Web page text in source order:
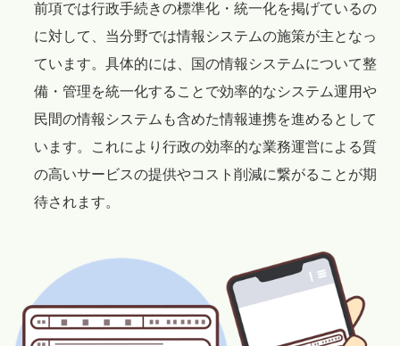
前項では行政手続きの標準化・統一化を掲げているの
に対して、当分野では情報システムの施策が主となっ
ています。具体的には、国の情報システムについて整
備・管理を統一化することで効率的なシステム運用や
民間の情報システムも含めた情報連携を進めるとして
います。これにより行政の効率的な業務運営による質
の高いサービスの提供やコスト削減に繋がることが期
待されます。